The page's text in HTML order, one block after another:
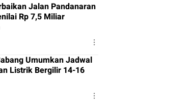
Jalan Pandanaran
Rp 7,5 Miliar
Umumkan Jadwal
Listrik Bergilir 14-16